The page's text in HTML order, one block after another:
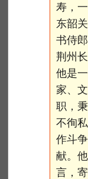
寿，
东韶
书侍
荆州
他是
家、
职，
不徇
作斗
献。
言，